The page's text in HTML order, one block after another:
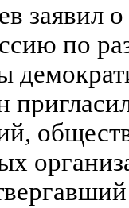
заявил
по